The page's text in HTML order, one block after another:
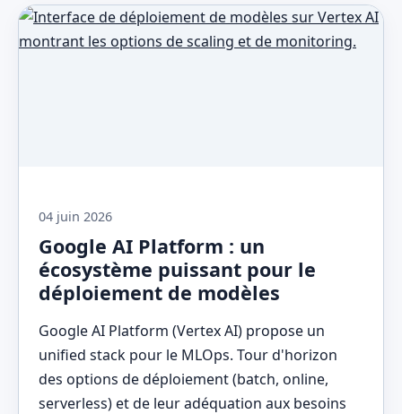
04 juin 2026
Google AI Platform : un
écosystème puissant pour le
déploiement de modèles
Google AI Platform (Vertex AI) propose un
unified stack pour le MLOps. Tour d'horizon
des options de déploiement (batch, online,
serverless) et de leur adéquation aux besoins